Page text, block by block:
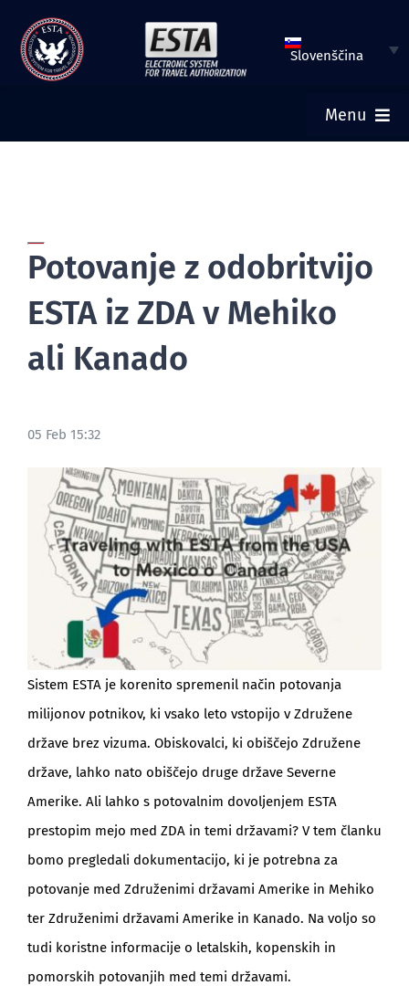
Preskoči
vsebino
Slovenščina
Menu
PREVERI ESTA STATUS
TURISTIČNI VIZUM
BLOG
Potovanje z odobritvijo
ESTA iz ZDA v Mehiko
ali Kanado
05 Feb 15:32
Sistem ESTA je korenito spremenil način potovanja
milijonov potnikov, ki vsako leto vstopijo v Združene
države brez vizuma. Obiskovalci, ki obiščejo Združene
države, lahko nato obiščejo druge države Severne
Amerike. Ali lahko s potovalnim dovoljenjem ESTA
prestopim mejo med ZDA in temi državami? V tem članku
bomo pregledali dokumentacijo, ki je potrebna za
potovanje med Združenimi državami Amerike in Mehiko
ter Združenimi državami Amerike in Kanado. Na voljo so
tudi koristne informacije o letalskih, kopenskih in
pomorskih potovanjih med temi državami.